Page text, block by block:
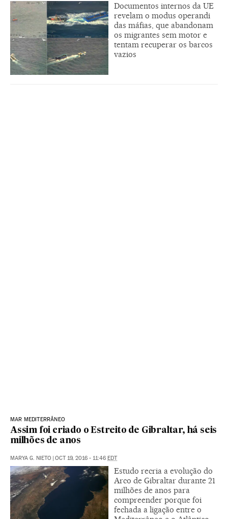
Documentos internos da UE
revelam o modus operandi
das máfias, que abandonam
os migrantes sem motor e
tentam recuperar os barcos
vazios
MAR MEDITERRÂNEO
Assim foi criado o Estreito de Gibraltar, há seis
milhões de anos
MARYA G. NIETO | OCT 19, 2016 - 11:46 EDT
Estudo recria a evolução do
Arco de Gibraltar durante 21
milhões de anos para
compreender porque foi
fechada a ligação entre o